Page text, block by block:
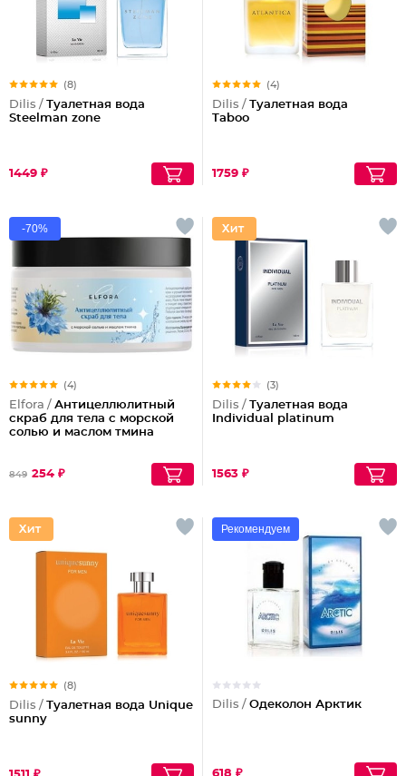
(8)
Dilis / Туалетная вода
Steelman zone
1449 ₽
(4)
Dilis / Туалетная вода
Taboo
1759 ₽
-70%
(4)
Elfora / Антицеллюлитный
скраб для тела с морской
солью и маслом тмина
849 254 ₽
(3)
Dilis / Туалетная вода
Individual platinum
1563 ₽
(8)
Dilis / Туалетная вода Unique
sunny
Рекомендуем
Dilis / Одеколон Арктик